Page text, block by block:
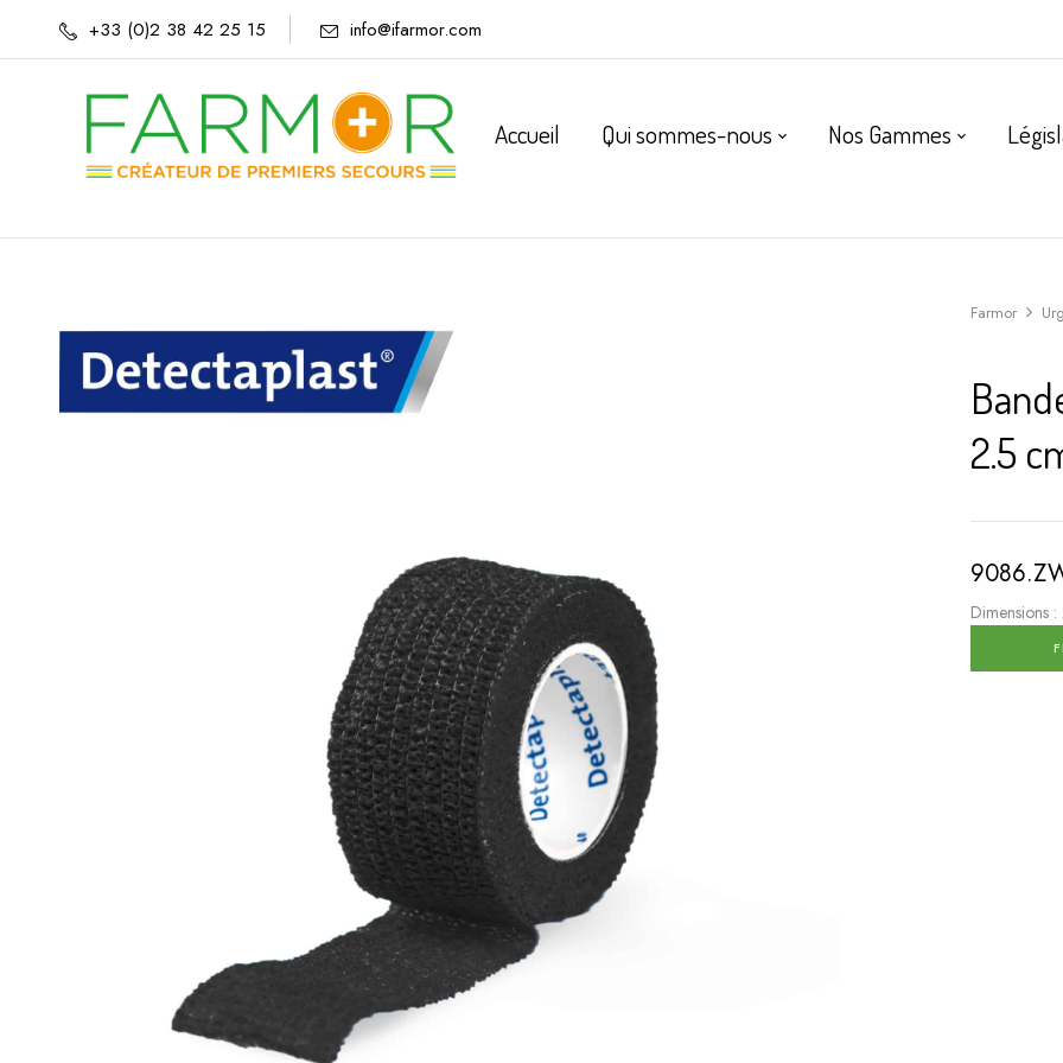
+33 (0)2 38 42 25 15 info@ifarmor.com
Accueil Qui sommes-nous Nos Gammes
Farmor
2.5
Dimensions